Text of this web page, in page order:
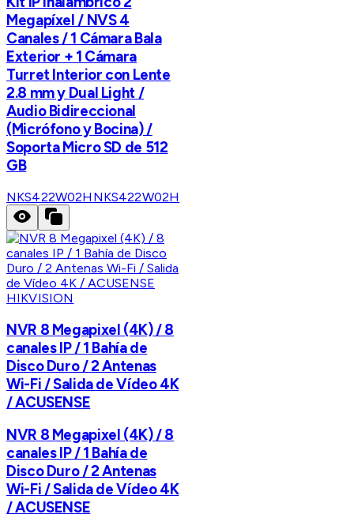
Megapíxel / NVS 4
Canales / 1 Cámara Bala
Exterior + 1 Cámara
Turret Interior con Lente
2.8 mm y Dual Light /
Audio Bidireccional
(Micrófono y Bocina) /
Soporta Micro SD de 512
GB
NKS422W02H NKS422W02H
HIKVISION
NVR 8 Megapixel (4K) / 8
canales IP / 1 Bahía de
Disco Duro / 2 Antenas
Wi-Fi / Salida de Vídeo 4K
/ ACUSENSE
NVR 8 Megapixel (4K) / 8
canales IP / 1 Bahía de
Disco Duro / 2 Antenas
Wi-Fi / Salida de Vídeo 4K
/ ACUSENSE